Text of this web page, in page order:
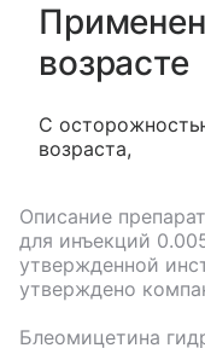
возрасте
С
возраста,
Описание
для инъекций
утвержденной
утверждено
Блеомицетина